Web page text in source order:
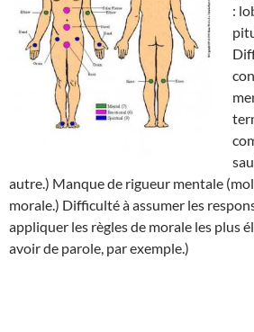
:
autre.) Manque de rigueur mentale
morale.) Difficulté à assumer les
appliquer les règles de morale les plus
avoir de parole, par exemple.)